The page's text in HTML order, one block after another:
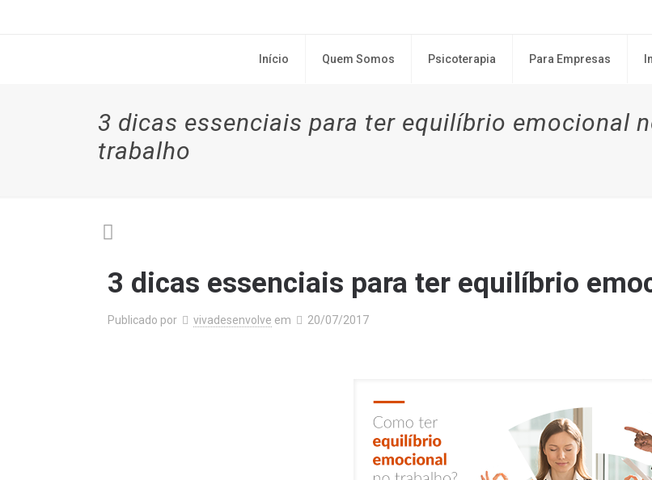
Início Quem Somos Psicoterapia Para Empresas
3 dicas essenciais para ter equilíbrio emocional
trabalho
3 dicas essenciais para ter equilíbrio
Publicado por vivadesenvolve em 20/07/2017